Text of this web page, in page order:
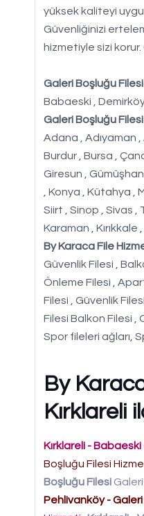
yüksek kaliteyi
Güvenliğinizi
hizmetiyle sizi
Galeri Boşluğu Filesi
Babaeski ,
Galeri Boşluğu Filesi
Adana , Adıyaman ,
Burdur , Bursa ,
Giresun ,
, Konya , Kütahya ,
Siirt , Sinop , Sivas ,
Karaman ,
By Karaca File
Güvenlik Filesi ,
Önleme Filesi ,
Filesi , Güvenlik
Filesi Balkon Filesi ,
Spor fileleri ağları,
By
Kırklareli
Kırklareli -
Boşluğu Filesi
Boşluğu Filesi
Pehlivanköy -